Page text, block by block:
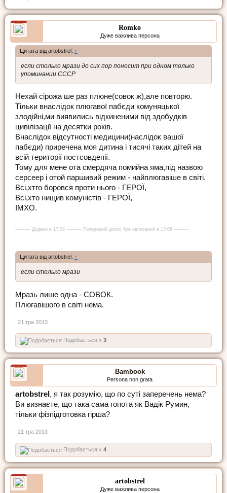
Romko
Дуже важлива персона
Цитата від artobstrel: ↑
если столько мрази до сих пор поносит при одном только
упоминании СССР
Нехай сірожа ше раз плюне(совок ж),але повторю.
Тільки внаслідок плюгавої пабєди комуняцької
злодійні,ми виявились відкиненими від здобудків
цивілізації на десятки років.
Внаслідок відсутності медицини(наслідок вашої
пабєди) приречена моя дитина і тисячі таких дітей на
всій території постсовдепії.
Тому для мене ота смердяча помийна яма,під назвою
серсеер і отой паршивий режим - найплюгавіше в світі.
Всі,хтго боровся проти нього - ГЕРОЇ,
Всі,хто нищив комуністів - ГЕРОЇ,
ІМХО.
---------- Додано в 17:08 ---------- Попередній допис був написаний в 17:06 ----------
Цитата від artobstrel: ↑
если столько мрази
Мразь лише одна - СОВОК.
Плюгавішого в світі нема.
21 тра 2013
Подобається x 3
Bambook
Persona non grata
artobstrel, я так розумію, що по суті заперечень нема?
Ви визнаєте, що така сама гопота як Вадік Румин,
тільки фізпідготовка гірша?
21 тра 2013
Подобається x 4
artobstrel
Дуже важлива персона